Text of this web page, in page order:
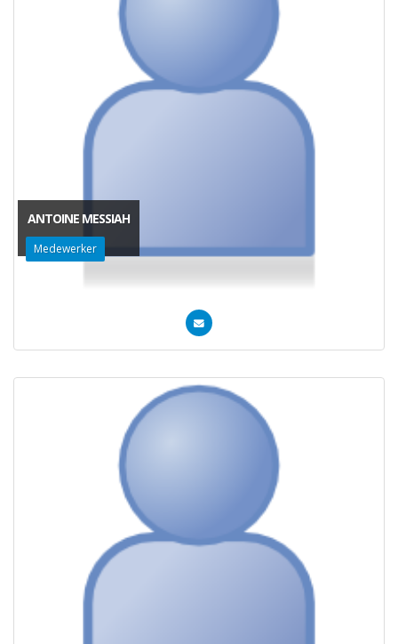
ANTOINE MESSIAH
Medewerker